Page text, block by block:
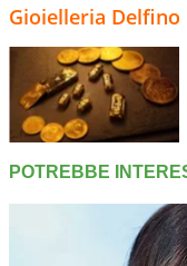
Gioielleria Delfino